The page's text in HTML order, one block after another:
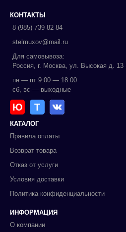
КОНТАКТЫ
8 (985) 739-82-84
stelmuxov@mail.ru
Для самовывоза:
Россия, г. Москва, ул. Высокая д.
пн — пт 9:00 — 18:00
сб, вс — выходные
Ю Т
КАТАЛОГ
Правила оплаты
Возврат товара
Отказ от услуги
Условия доставки
Политика конфиденциальности
ИНФОРМАЦИЯ
О компании